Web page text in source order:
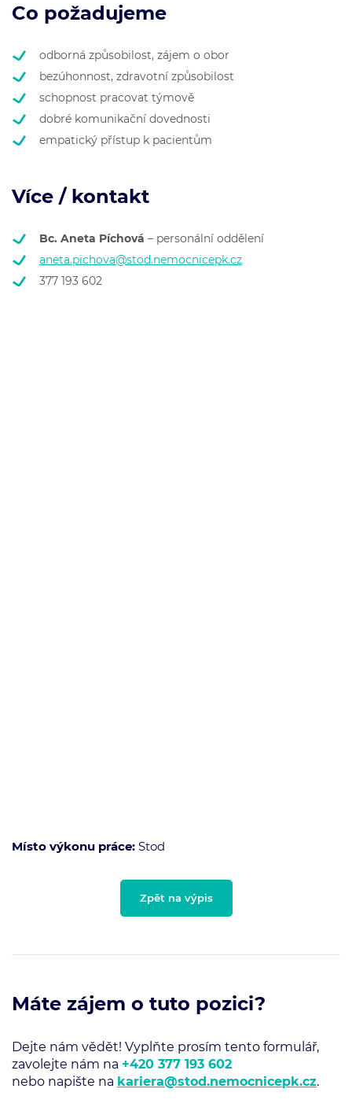
Co požadujeme
odborná způsobilost, zájem o obor
bezúhonnost, zdravotní způsobilost
schopnost pracovat týmově
dobré komunikační dovednosti
empatický přístup k pacientům
Více / kontakt
Bc. Aneta Píchová – personální oddělení
aneta.pichova@stod.nemocnicepk.cz
377 193 602
Místo výkonu práce: Stod
Zpět na výpis
Máte zájem o tuto pozici?
Dejte nám vědět! Vyplňte prosím tento formulář,
zavolejte nám na +420 377 193 602
nebo napište na kariera@stod.nemocnicepk.cz.